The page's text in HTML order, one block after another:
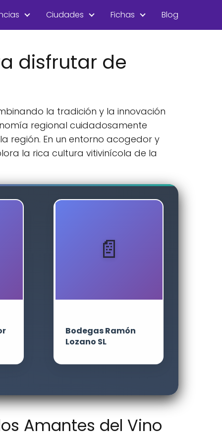
Ciudades Fichas Blog
disfrutar de
la tradición y la innovación
regional cuidadosamente
región. En un entorno acogedor y
la rica cultura vitivinícola de la
Bodegas Ramón
Lozano SL
Amantes del Vino